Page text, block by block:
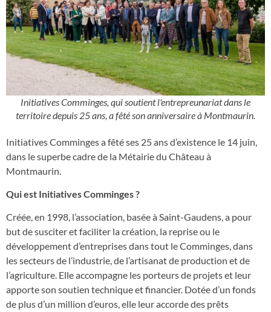
Initiatives Comminges, qui soutient l'entrepreunariat dans le
territoire depuis 25 ans, a fêté son anniversaire à Montmaurin.
Initiatives Comminges a fêté ses 25 ans d’existence le 14 juin,
dans le superbe cadre de la Métairie du Château à
Montmaurin.
Qui est Initiatives Comminges ?
Créée, en 1998, l’association, basée à Saint-Gaudens, a pour
but de susciter et faciliter la création, la reprise ou le
développement d’entreprises dans tout le Comminges, dans
les secteurs de l’industrie, de l’artisanat de production et de
l’agriculture. Elle accompagne les porteurs de projets et leur
apporte son soutien technique et financier. Dotée d’un fonds
de plus d’un million d’euros, elle leur accorde des prêts